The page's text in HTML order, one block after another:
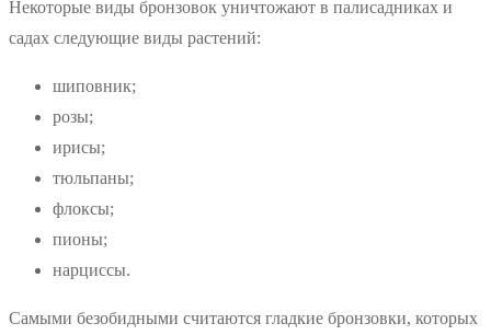
Некоторые виды бронзовок уничтожают в палисадниках и
садах следующие виды растений:
шиповник;
розы;
ирисы;
тюльпаны;
флоксы;
пионы;
нарциссы.
Самыми безобидными считаются гладкие бронзовки, которых